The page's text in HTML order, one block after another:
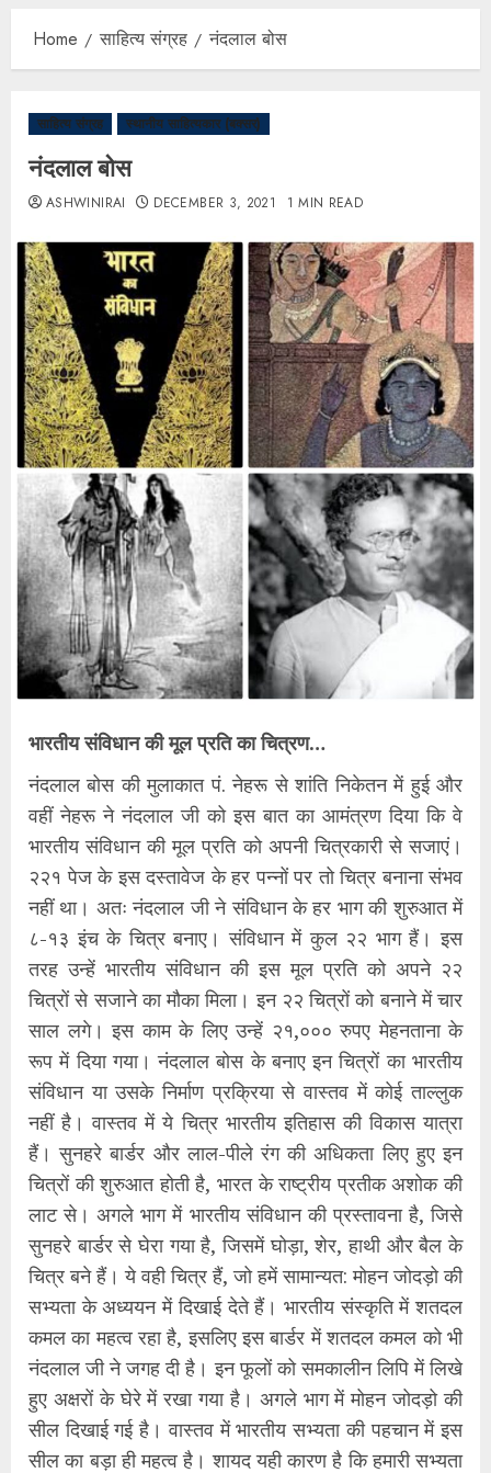
Home साहित्य संग्रह नंदलाल बोस
साहित्य संग्रह स्थानीय साहित्यकार (बक्सर)
नंदलाल बोस
ASHWINIRAI DECEMBER 3, 2021 1 MIN READ
भारतीय संविधान की मूल प्रति का चित्रण…
नंदलाल बोस की मुलाकात पं. नेहरू से शांति निकेतन में हुई और
वहीं नेहरू ने नंदलाल जी को इस बात का आमंत्रण दिया कि वे
भारतीय संविधान की मूल प्रति को अपनी चित्रकारी से सजाएं।
२२१ पेज के इस दस्तावेज के हर पन्नों पर तो चित्र बनाना संभव
नहीं था। अतः नंदलाल जी ने संविधान के हर भाग की शुरुआत में
८-१३ इंच के चित्र बनाए। संविधान में कुल २२ भाग हैं। इस
तरह उन्हें भारतीय संविधान की इस मूल प्रति को अपने २२
चित्रों से सजाने का मौका मिला। इन २२ चित्रों को बनाने में चार
साल लगे। इस काम के लिए उन्हें २१,००० रुपए मेहनताना के
रूप में दिया गया। नंदलाल बोस के बनाए इन चित्रों का भारतीय
संविधान या उसके निर्माण प्रक्रिया से वास्तव में कोई ताल्लुक
नहीं है। वास्तव में ये चित्र भारतीय इतिहास की विकास यात्रा
हैं। सुनहरे बार्डर और लाल-पीले रंग की अधिकता लिए हुए इन
चित्रों की शुरुआत होती है, भारत के राष्ट्रीय प्रतीक अशोक की
लाट से। अगले भाग में भारतीय संविधान की प्रस्तावना है, जिसे
सुनहरे बार्डर से घेरा गया है, जिसमें घोड़ा, शेर, हाथी और बैल के
चित्र बने हैं। ये वही चित्र हैं, जो हमें सामान्यत: मोहन जोदड़ो की
सभ्यता के अध्ययन में दिखाई देते हैं। भारतीय संस्कृति में शतदल
कमल का महत्व रहा है, इसलिए इस बार्डर में शतदल कमल को भी
नंदलाल जी ने जगह दी है। इन फूलों को समकालीन लिपि में लिखे
हुए अक्षरों के घेरे में रखा गया है। अगले भाग में मोहन जोदड़ो की
सील दिखाई गई है। वास्तव में भारतीय सभ्यता की पहचान में इस
सील का बड़ा ही महत्व है। शायद यही कारण है कि हमारी सभ्यता